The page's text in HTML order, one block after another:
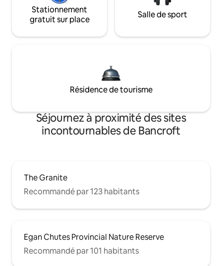
Stationnement
gratuit sur place
Salle de sport
Résidence de tourisme
Séjournez à proximité des sites
incontournables de Bancroft
The Granite
Recommandé par 123 habitants
Egan Chutes Provincial Nature Reserve
Recommandé par 101 habitants